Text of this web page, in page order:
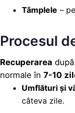
Tâmplele –
Procesul
Recuperarea
normale în 7-10
Umflături și
câteva zile.